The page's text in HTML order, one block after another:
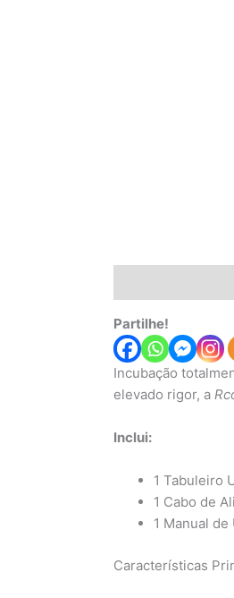
Partilhe!
Incubação
elevado rigor, a
Inclui:
1 Tabuleiro
1 Cabo de
1 Manual
Características